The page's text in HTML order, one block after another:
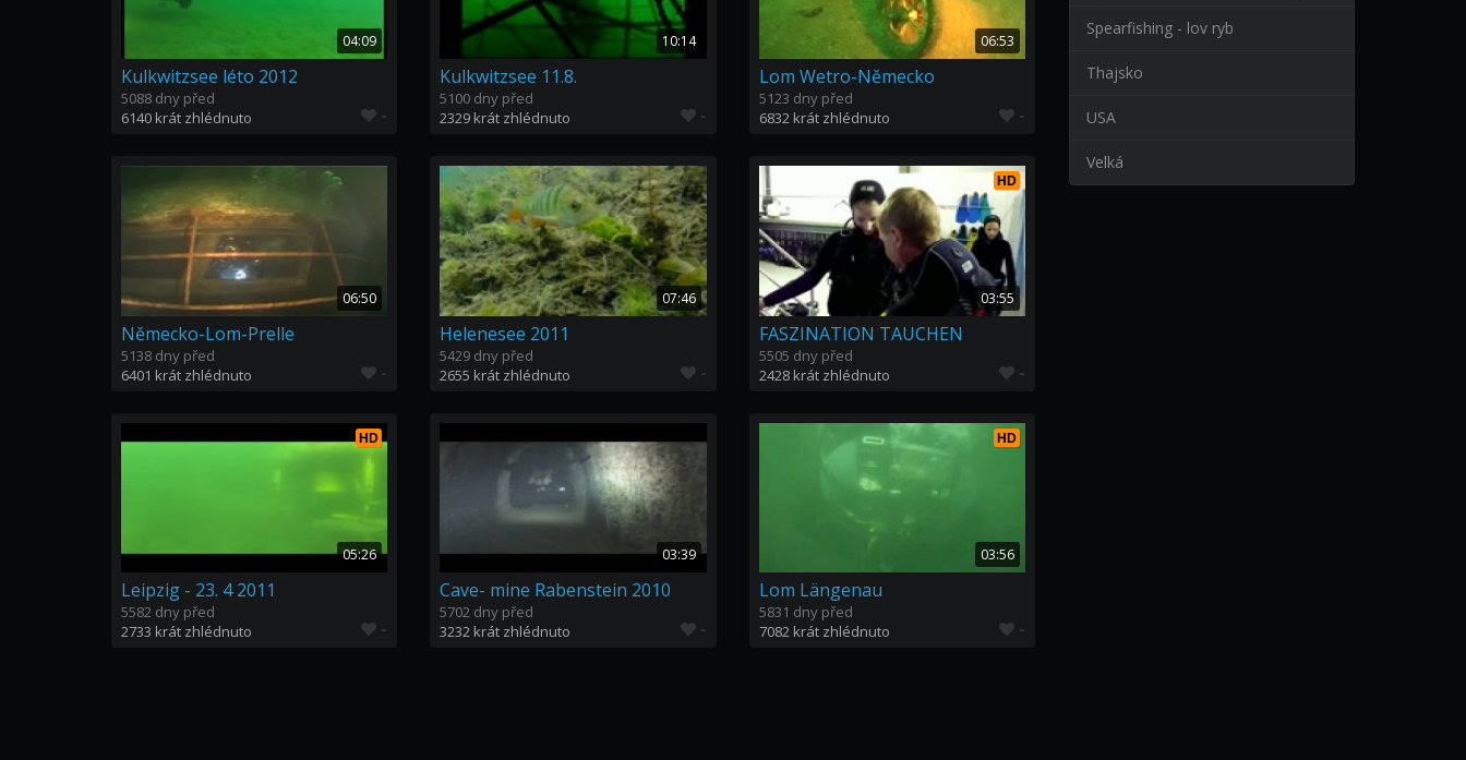
04:09
Kulkwitzsee léto 2012
5088 dny před
6140 krát zhlédnuto
-
10:14
Kulkwitzsee 11.8.
5100 dny před
2329 krát zhlédnuto
-
06:53
Lom Wetro-Německo
5123 dny před
6832 krát zhlédnuto
-
06:50
Německo-Lom-Prelle
5138 dny před
6401 krát zhlédnuto
-
07:46
Helenesee 2011
5429 dny před
2655 krát zhlédnuto
-
HD
03:55
FASZINATION TAUCHEN
5505 dny před
2428 krát zhlédnuto
-
HD
05:26
Leipzig - 23. 4 2011
5582 dny před
2733 krát zhlédnuto
-
03:39
Cave- mine Rabenstein 2010
5702 dny před
3232 krát zhlédnuto
-
HD
03:56
Lom Längenau
5831 dny před
7082 krát zhlédnuto
-
Spearfishing - lov ryb
Thajsko
USA
Velká